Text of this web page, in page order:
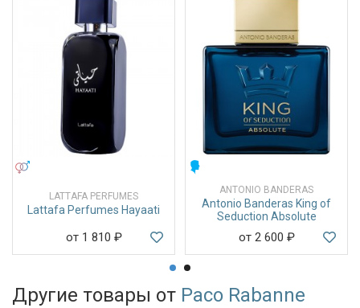
LATTAFA PERFUMES
Lattafa Perfumes Hayaati
от 1 810 ₽
ANTONIO BANDERAS
Antonio Banderas King of
Seduction Absolute
от 2 600 ₽
Другие товары от Paco Rabanne